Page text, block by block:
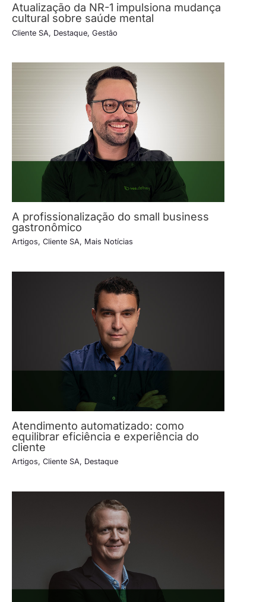
Atualização da NR-1 impulsiona mudança
cultural sobre saúde mental
Cliente SA, Destaque, Gestão
A profissionalização do small business
gastronômico
Artigos, Cliente SA, Mais Notícias
Atendimento automatizado: como
equilibrar eficiência e experiência do
cliente
Artigos, Cliente SA, Destaque